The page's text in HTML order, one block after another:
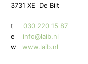
3731 XE De Bilt
t030 220 15 87
e info@laib.nl
w
www.laib.nl